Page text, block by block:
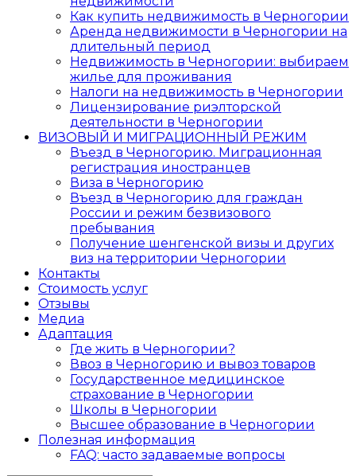
Как купить недвижимость в Черногории
Аренда недвижимости в Черногории на
длительный период
Недвижимость в Черногории: выбираем
жилье для проживания
Налоги на недвижимость в Черногории
Лицензирование риэлторской
деятельности в Черногории
ВИЗОВЫЙ И МИГРАЦИОННЫЙ РЕЖИМ
Въезд в Черногорию. Миграционная
регистрация иностранцев
Виза в Черногорию
Въезд в Черногорию для граждан
России и режим безвизового
пребывания
Получение шенгенской визы и других
виз на территории Черногории
Контакты
Стоимость услуг
Отзывы
Медиа
Адаптация
Где жить в Черногории?
Ввоз в Черногорию и вывоз товаров
Государственное медицинское
страхование в Черногории
Школы в Черногории
Высшее образование в Черногории
Полезная информация
FAQ: часто задаваемые вопросы